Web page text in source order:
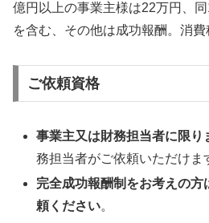
億円以上の事業主様は22万円、同
を含む、その他は成功報酬。消費
ご依頼資格
事業主又は財務担当者に限り
務担当者がご依頼いただけま
完全成功報酬制をお考えの方
頼ください。